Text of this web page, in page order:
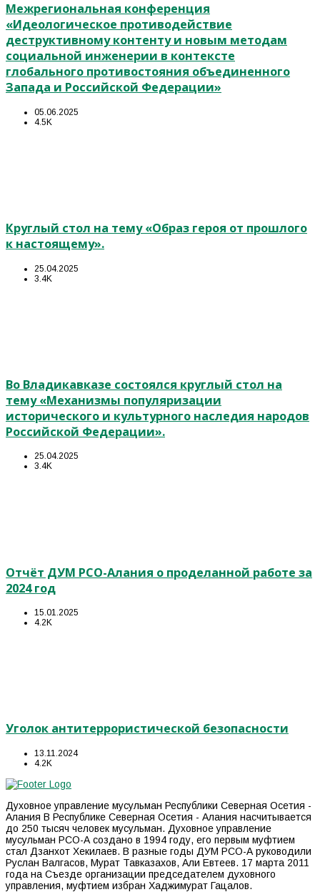
Межрегиональная конференция
«Идеологическое противодействие
деструктивному контенту и новым методам
социальной инженерии в контексте
глобального противостояния объединенного
Запада и Российской Федерации»
05.06.2025
4.5K
Круглый стол на тему «Образ героя от прошлого
к настоящему».
25.04.2025
3.4K
Во Владикавказе состоялся круглый стол на
тему «Механизмы популяризации
исторического и культурного наследия народов
Российской Федерации».
25.04.2025
3.4K
Отчёт ДУМ РСО-Алания о проделанной работе за
2024 год
15.01.2025
4.2K
Уголок антитеррористической безопасности
13.11.2024
4.2K
Духовное управление мусульман Республики Северная Осетия -
Алания В Республике Северная Осетия - Алания насчитывается
до 250 тысяч человек мусульман. Духовное управление
мусульман РСО-А создано в 1994 году, его первым муфтием
стал Дзанхот Хекилаев. В разные годы ДУМ РСО-А руководили
Руслан Валгасов, Мурат Тавказахов, Али Евтеев. 17 марта 2011
года на Съезде организации председателем духовного
управления, муфтием избран Хаджимурат Гацалов.